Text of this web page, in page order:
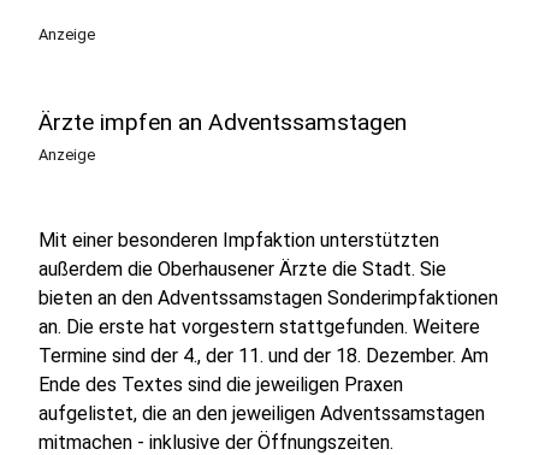
Anzeige
Ärzte impfen an Adventssamstagen
Anzeige
Mit einer besonderen Impfaktion unterstützten
außerdem die Oberhausener Ärzte die Stadt. Sie
bieten an den Adventssamstagen Sonderimpfaktionen
an. Die erste hat vorgestern stattgefunden. Weitere
Termine sind der 4., der 11. und der 18. Dezember. Am
Ende des Textes sind die jeweiligen Praxen
aufgelistet, die an den jeweiligen Adventssamstagen
mitmachen - inklusive der Öffnungszeiten.